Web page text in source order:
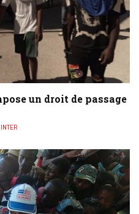
un droit de passage